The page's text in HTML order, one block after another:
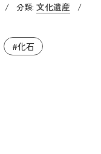
の期間もまた世界
遺跡から成ってい
て青銅器時代の考
、半定住生活を送
ます。野外や洞窟
かっており、人類
残っています。
/ 分類: 文化遺産
/
#化石